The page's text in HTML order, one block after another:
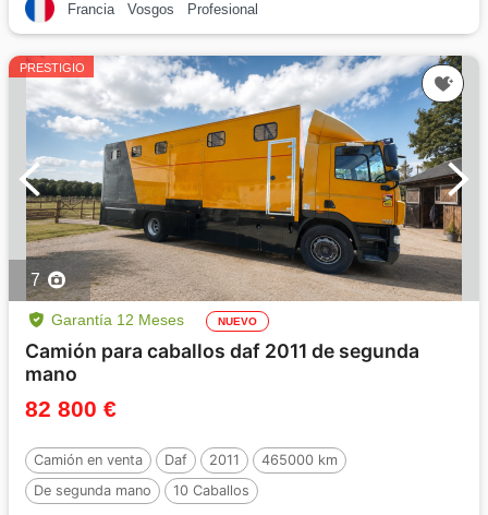
Francia Vosgos Profesional
PRESTIGIO
7
Garantía 12 Meses NUEVO
Camión para caballos daf 2011 de segunda
mano
82 800 €
Camión en venta Daf 2011
465000 km
De segunda mano
10 Caballos